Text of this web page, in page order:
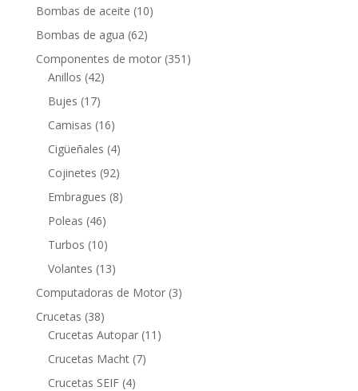
productos
Bombas de aceite 1010
Bombas de agua 6262
productos
Componentes de motor 351 351
Anillos 4242
Bujes 1717
productos
Camisas 1616
productos
Cigüeñales 44
productos
Cojinetes 9292
productos
Embragues 88
Poleas 4646
productos
Turbos 1010
productos
Volantes 1313
productos
Computadoras de Motor 33
Crucetas 3838
productos
Crucetas Autopar 11 11
Crucetas Macht 77
Crucetas SEIF 44